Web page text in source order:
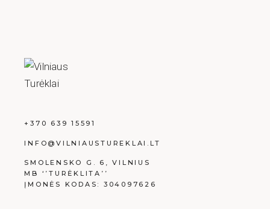
+370 639 15591
INFO@VILNIAUSTUREKLAI.LT
SMOLENSKO G. 6, VILNIUS
MB ‘’TURĖKLITA’’
ĮMONĖS KODAS: 304097626